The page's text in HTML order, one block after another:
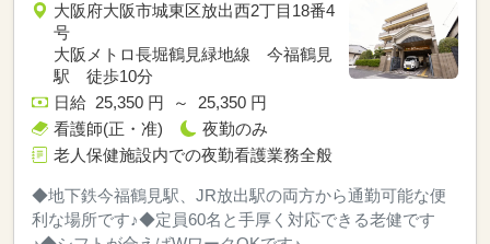
大阪府大阪市城東区放出西2丁目18番4
号
大阪メトロ長堀鶴見緑地線 今福鶴見
駅 徒歩10分
日給 25,350 円 ～ 25,350 円
看護師(正・准)
夜勤のみ
老人保健施設内での夜勤看護業務全般
◆地下鉄今福鶴見駅、JR放出駅の両方から通勤可能な便
利な場所です♪◆定員60名と手厚く対応できる老健です